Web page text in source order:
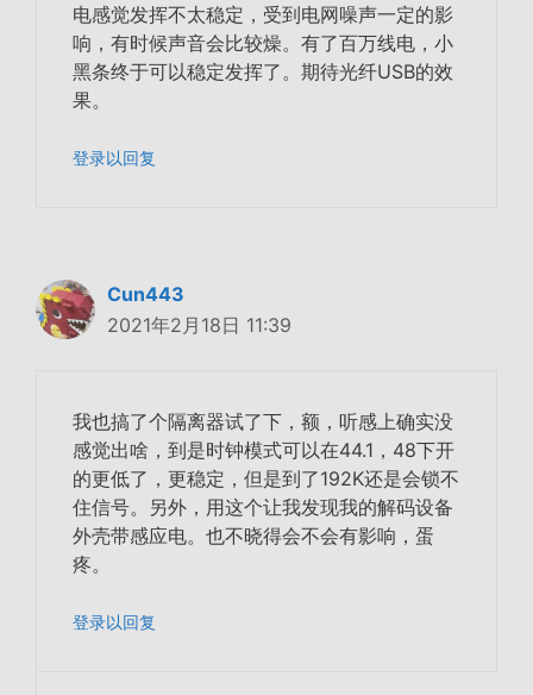
电感觉发挥不太稳定，受到电网噪声一定的影
响，有时候声音会比较燥。有了百万线电，小
黑条终于可以稳定发挥了。期待光纤USB的效
果。
登录以回复
Cun443
2021年2月18日 11:39
我也搞了个隔离器试了下，额，听感上确实没
感觉出啥，到是时钟模式可以在44.1，48下开
的更低了，更稳定，但是到了192K还是会锁不
住信号。另外，用这个让我发现我的解码设备
外壳带感应电。也不晓得会不会有影响，蛋
疼。
登录以回复